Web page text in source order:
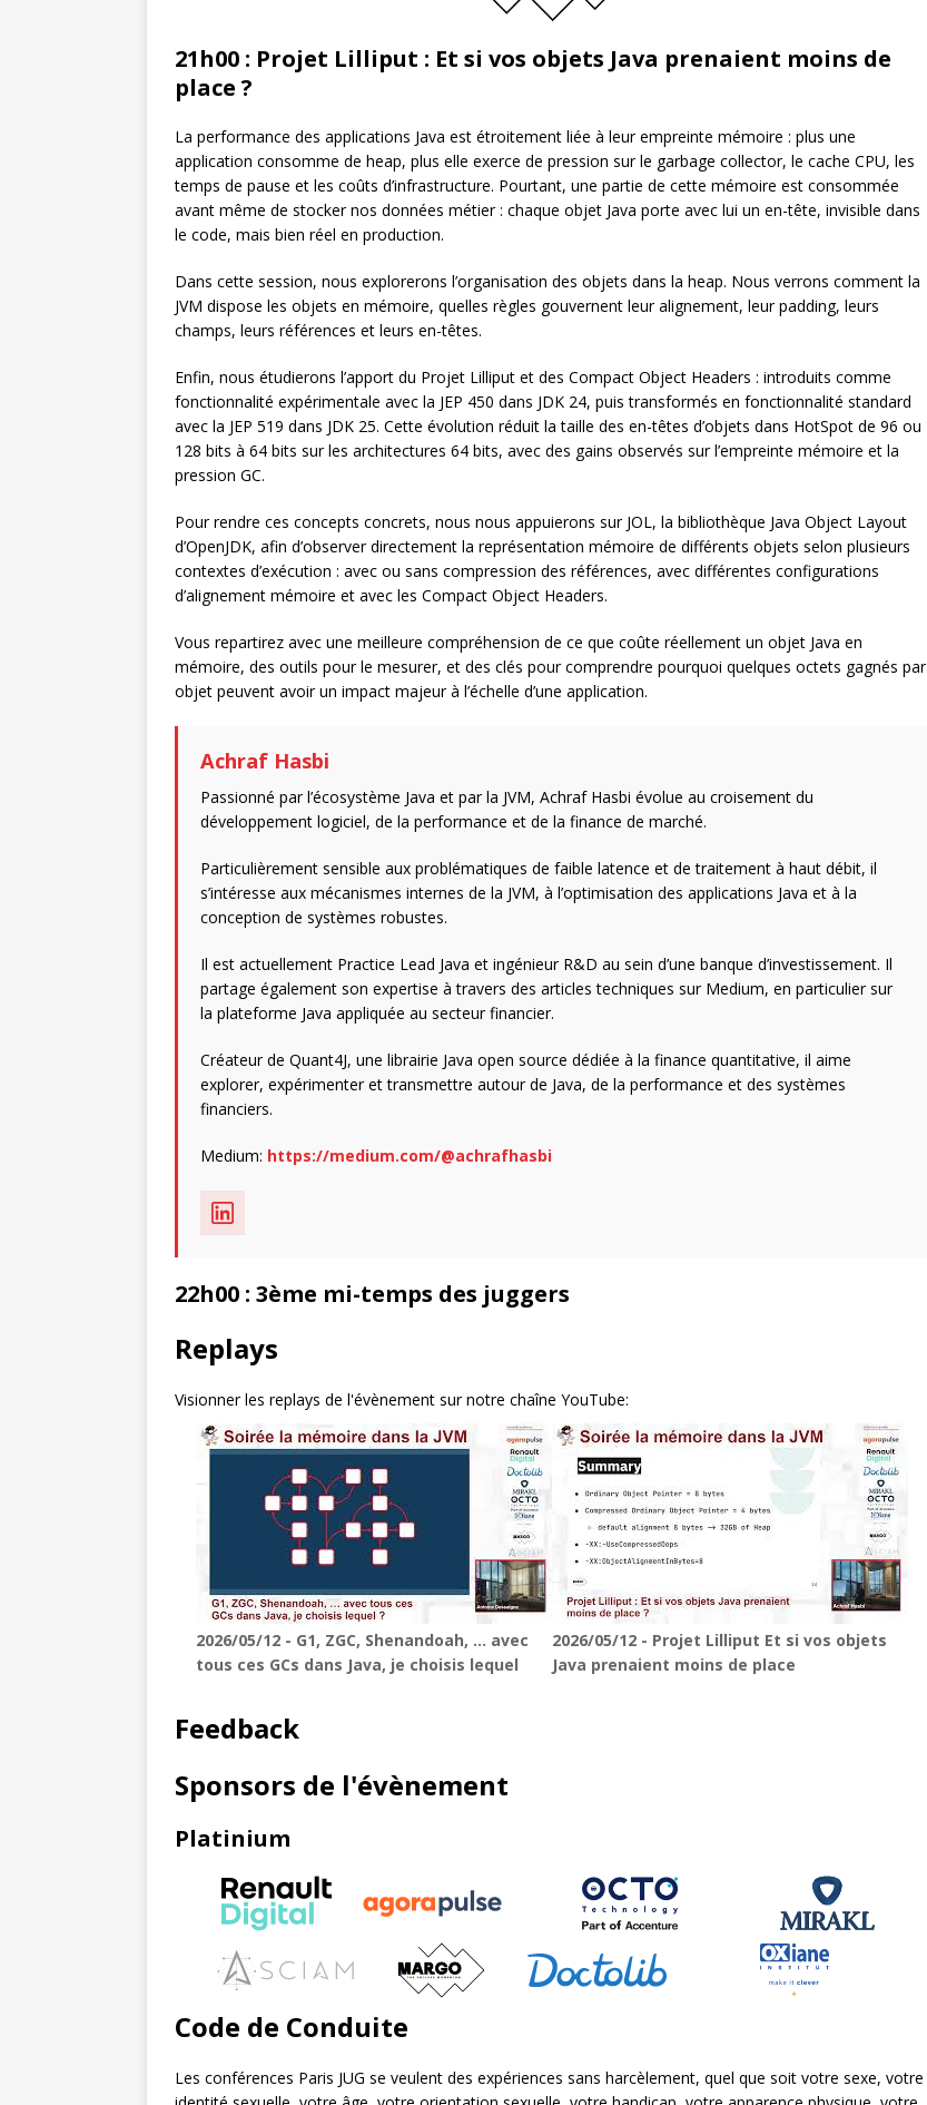
21h00 : Projet Lilliput : Et si vos objets Java prenaient moins de
place ?
La performance des applications Java est étroitement liée à leur empreinte mémoire : plus une
application consomme de heap, plus elle exerce de pression sur le garbage collector, le cache CPU, les
temps de pause et les coûts d’infrastructure. Pourtant, une partie de cette mémoire est consommée
avant même de stocker nos données métier : chaque objet Java porte avec lui un en-tête, invisible dans
le code, mais bien réel en production.
Dans cette session, nous explorerons l’organisation des objets dans la heap. Nous verrons comment la
JVM dispose les objets en mémoire, quelles règles gouvernent leur alignement, leur padding, leurs
champs, leurs références et leurs en-têtes.
Enfin, nous étudierons l’apport du Projet Lilliput et des Compact Object Headers : introduits comme
fonctionnalité expérimentale avec la JEP 450 dans JDK 24, puis transformés en fonctionnalité standard
avec la JEP 519 dans JDK 25. Cette évolution réduit la taille des en-têtes d’objets dans HotSpot de 96 ou
128 bits à 64 bits sur les architectures 64 bits, avec des gains observés sur l’empreinte mémoire et la
pression GC.
Pour rendre ces concepts concrets, nous nous appuierons sur JOL, la bibliothèque Java Object Layout
d’OpenJDK, afin d’observer directement la représentation mémoire de différents objets selon plusieurs
contextes d’exécution : avec ou sans compression des références, avec différentes configurations
d’alignement mémoire et avec les Compact Object Headers.
Vous repartirez avec une meilleure compréhension de ce que coûte réellement un objet Java en
mémoire, des outils pour le mesurer, et des clés pour comprendre pourquoi quelques octets gagnés par
objet peuvent avoir un impact majeur à l’échelle d’une application.
Achraf Hasbi
Passionné par l’écosystème Java et par la JVM, Achraf Hasbi évolue au croisement du
développement logiciel, de la performance et de la finance de marché.
Particulièrement sensible aux problématiques de faible latence et de traitement à haut débit, il
s’intéresse aux mécanismes internes de la JVM, à l’optimisation des applications Java et à la
conception de systèmes robustes.
Il est actuellement Practice Lead Java et ingénieur R&D au sein d’une banque d’investissement. Il
partage également son expertise à travers des articles techniques sur Medium, en particulier sur
la plateforme Java appliquée au secteur financier.
Créateur de Quant4J, une librairie Java open source dédiée à la finance quantitative, il aime
explorer, expérimenter et transmettre autour de Java, de la performance et des systèmes
financiers.
Medium: https://medium.com/@achrafhasbi
22h00 : 3ème mi-temps des juggers
Replays
Visionner les replays de l'évènement sur notre chaîne YouTube:
2026/05/12 - G1, ZGC, Shenandoah, … avec
tous ces GCs dans Java, je choisis lequel
2026/05/12 - Projet Lilliput Et si vos objets
Java prenaient moins de place
Feedback
Sponsors de l'évènement
Platinium
Code de Conduite
Les conférences Paris JUG se veulent des expériences sans harcèlement, quel que soit votre sexe, votre